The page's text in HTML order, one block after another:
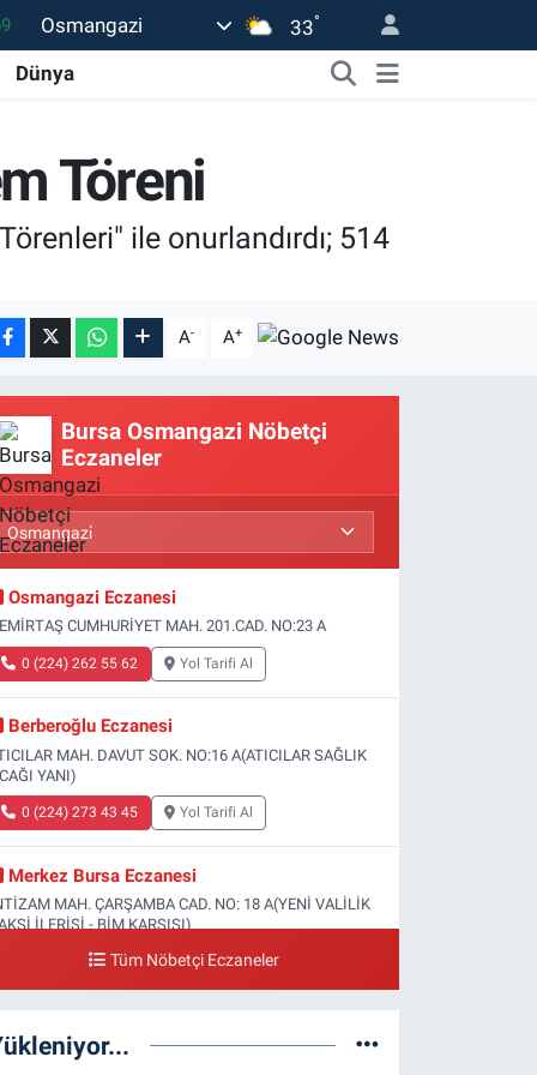
Osmangazi 33°
Dünya
Töreni
ile onurlandırdı; 514
A- A+
Bursa Osmangazi Nöbetçi
Eczaneler
Osmangazi Eczanesi
CUMHURİYET MAH. 201.CAD. NO:23 A
0 (224) 262 55 62 Yol Tarifi Al
Berberoğlu Eczanesi
MAH. DAVUT SOK. NO:16 A(ATICILAR SAĞLIK
YANI)
0 (224) 273 43 45 Yol Tarifi Al
Merkez Bursa Eczanesi
MAH. ÇARŞAMBA CAD. NO: 18 A(YENİ VALİLİK
İLERİSİ - BİM KARŞISI)
0 (224) 253 13 19 Yol Tarifi Al
MAH. DOĞAN CAD. NO:61(BEŞYOL ALTI - FATİH
Tüm Nöbetçi Eczaneler